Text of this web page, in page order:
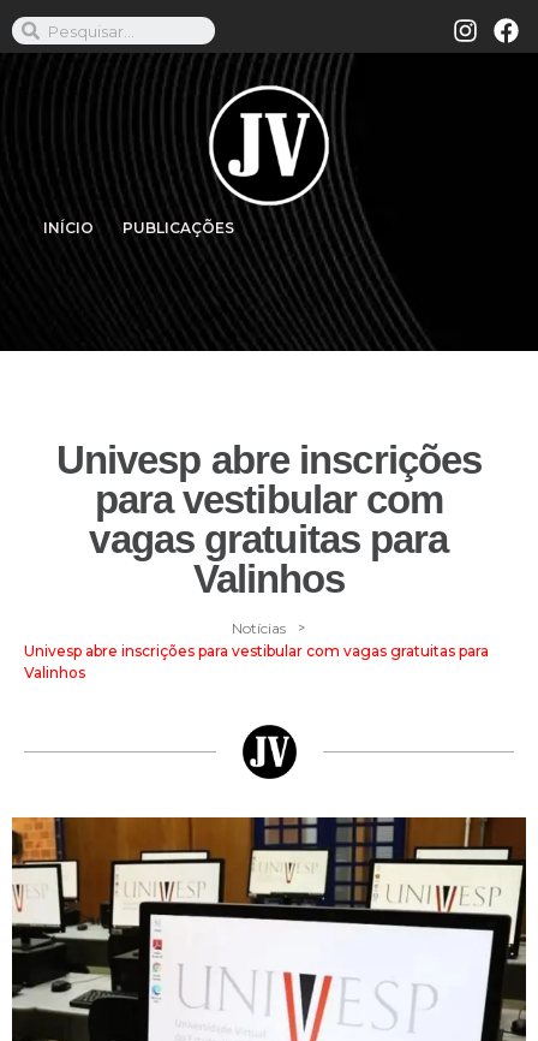
INÍCIO PUBLICAÇÕES
Univesp abre inscrições
para vestibular com
vagas gratuitas para
Valinhos
Notícias >
Univesp abre inscrições para vestibular com vagas gratuitas para
Valinhos